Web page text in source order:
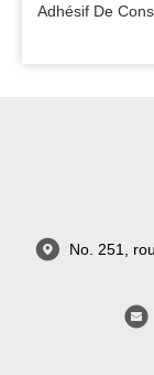
Adhésif De
No. 251,